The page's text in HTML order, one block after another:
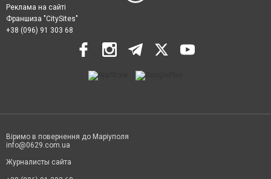
Реклама на сайті
Франшиза "CitySites"
+38 (096) 91 303 68
Віримо в повернення до Маріуполя
info@0629.com.ua
Журналисты сайта